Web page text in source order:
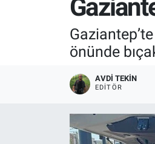
önünde
AVDI TEKIN
EDITÖR
Süper Lig Puan Durumu
Tüm Manşetler
Son Dakika Haberleri